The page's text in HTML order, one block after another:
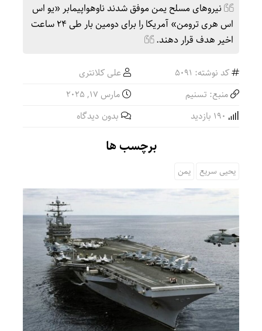
نیروهای مسلح یمن موفق شدند ناوهواپیمابر «یو اس
اس هری ترومن» آمریکا را برای دومین بار طی ۲۴ ساعت
اخیر هدف قرار دهند.
کد نوشته: 5091
علی کلانتری
منبع: تسنیم
مارس 17, 2025
بدون دیدگاه
برچسب ها
یحیی سریع یمن